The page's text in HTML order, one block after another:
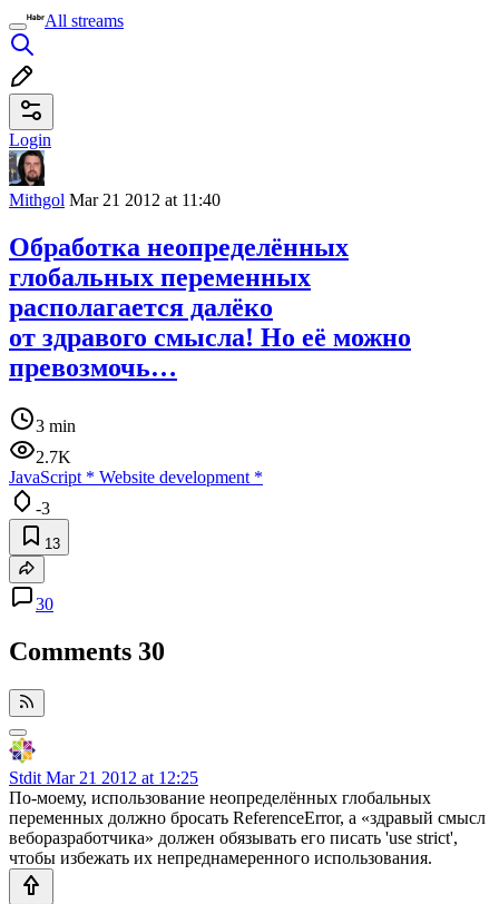
All streams
Login
Mithgol Mar 21 2012 at 11:40
Обработка неопределённых
глобальных переменных
располагается далёко
от здравого смысла! Но её можно
превозмочь…
3 min
2.7K
JavaScript * Website development *
-3
13
30
Comments 30
Stdit Mar 21 2012 at 12:25
По-моему, использование неопределённых глобальных
переменных должно бросать ReferenceError, а «здравый смысл
веборазработчика» должен обязывать его писать 'use strict',
чтобы избежать их непреднамеренного использования.